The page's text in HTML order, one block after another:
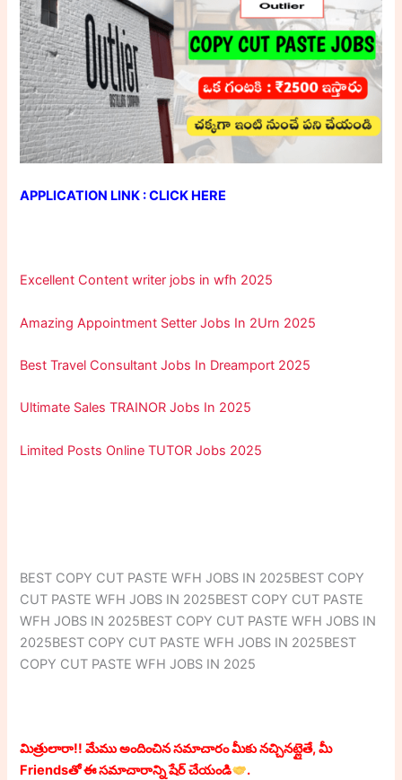
APPLICATION LINK : CLICK HERE
Excellent Content writer jobs in wfh 2025
Amazing Appointment Setter Jobs In 2Urn 2025
Best Travel Consultant Jobs In Dreamport 2025
Ultimate Sales TRAINOR Jobs In 2025
Limited Posts Online TUTOR Jobs 2025
BEST COPY CUT PASTE WFH JOBS IN 2025BEST COPY
CUT PASTE WFH JOBS IN 2025BEST COPY CUT PASTE
WFH JOBS IN 2025BEST COPY CUT PASTE WFH JOBS IN
2025BEST COPY CUT PASTE WFH JOBS IN 2025BEST
COPY CUT PASTE WFH JOBS IN 2025
మిత్రులారా!! మేము అందించిన సమాచారం మీకు నచ్చినట్లైతే, మీ
Friendsతో ఈ సమాచారాన్ని షేర్ చేయండి
.